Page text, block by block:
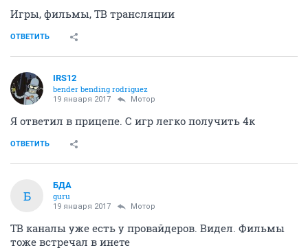
Игры, фильмы, ТВ трансляции
ОТВЕТИТЬ
IRS12
bender bending rodriguez
19 января 2017 Мотор
Я ответил в прицепе. С игр легко получить 4к
ОТВЕТИТЬ
Б
БДА
guru
19 января 2017 Мотор
ТВ каналы уже есть у провайдеров. Видел. Фильмы
тоже встречал в инете